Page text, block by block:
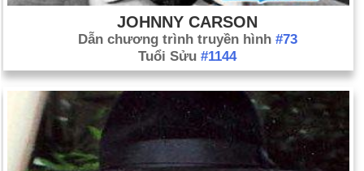
JOHNNY CARSON
Dẫn chương trình truyền hình #73
Tuổi Sửu #1144